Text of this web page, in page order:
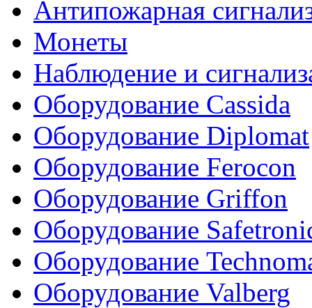
Антипожарная
Монеты
Наблюдение и
Оборудование Cassida
Оборудование Diplomat
Оборудование Ferocon
Оборудование Griffon
Оборудование
Оборудование
Оборудование Valberg